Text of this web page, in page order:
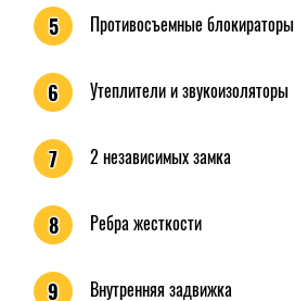
5 Противосъемные блокираторы
6 Утеплители и звукоизоляторы
7 2 независимых замка
8 Ребра жесткости
9 Внутренняя задвижка